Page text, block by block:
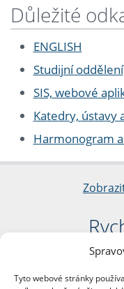
Tyto webové stránky
Důležité
ENGLISH
Studijní oddělení
SIS, webové
Katedry, ústavy
Harmonogram